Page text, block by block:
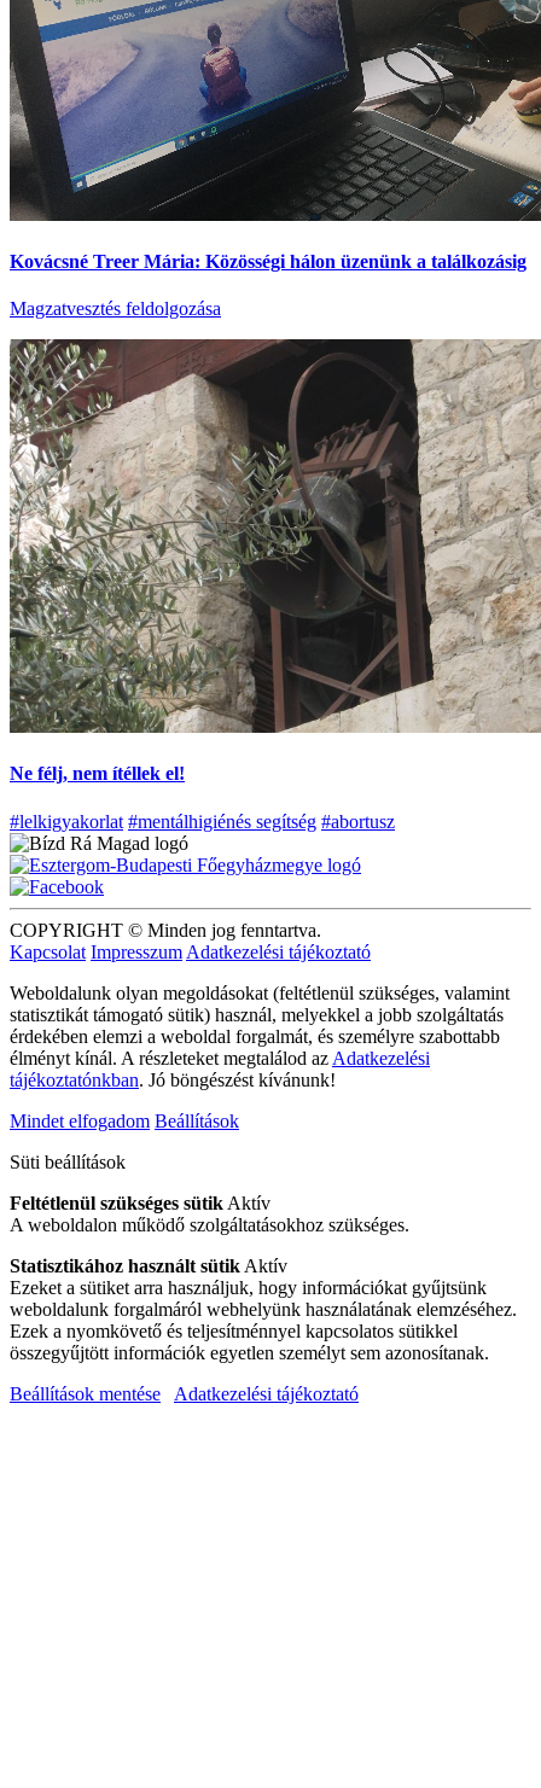
Kovácsné Treer Mária: Közösségi hálon üzenünk a találkozásig
Magzatvesztés feldolgozása
Ne félj, nem ítéllek el!
#lelkigyakorlat #mentálhigiénés segítség #abortusz
COPYRIGHT © Minden jog fenntartva.
Kapcsolat Impresszum Adatkezelési tájékoztató
Weboldalunk olyan megoldásokat (feltétlenül szükséges, valamint
statisztikát támogató sütik) használ, melyekkel a jobb szolgáltatás
érdekében elemzi a weboldal forgalmát, és személyre szabottabb
élményt kínál. A részleteket megtalálod az Adatkezelési
tájékoztatónkban. Jó böngészést kívánunk!
Mindet elfogadom Beállítások
Süti beállítások
Feltétlenül szükséges sütik Aktív
A weboldalon működő szolgáltatásokhoz szükséges.
Statisztikához használt sütik Aktív
Ezeket a sütiket arra használjuk, hogy információkat gyűjtsünk
weboldalunk forgalmáról webhelyünk használatának elemzéséhez.
Ezek a nyomkövető és teljesítménnyel kapcsolatos sütikkel
összegyűjtött információk egyetlen személyt sem azonosítanak.
Beállítások mentése
Adatkezelési tájékoztató